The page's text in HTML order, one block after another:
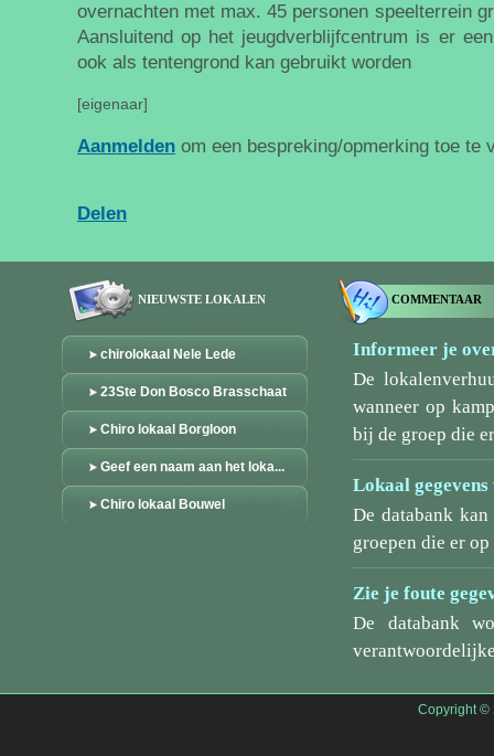
overnachten met max. 45 personen speelterrein
Aansluitend op het jeugdverblijfcentrum is er
ook als tentengrond kan gebruikt worden
[eigenaar]
Aanmelden om een bespreking/opmerking toe te
Delen
NIEUWSTE LOKALEN
chirolokaal Nele Lede
23Ste Don Bosco Brasschaat
Chiro lokaal Borgloon
Geef een naam aan het loka...
Chiro lokaal Bouwel
COMMENTAAR
Informeer je
De
wanneer op
bij de groep die
Lokaal
De databank
groepen die er
Zie je foute
De databank
Copyright ©